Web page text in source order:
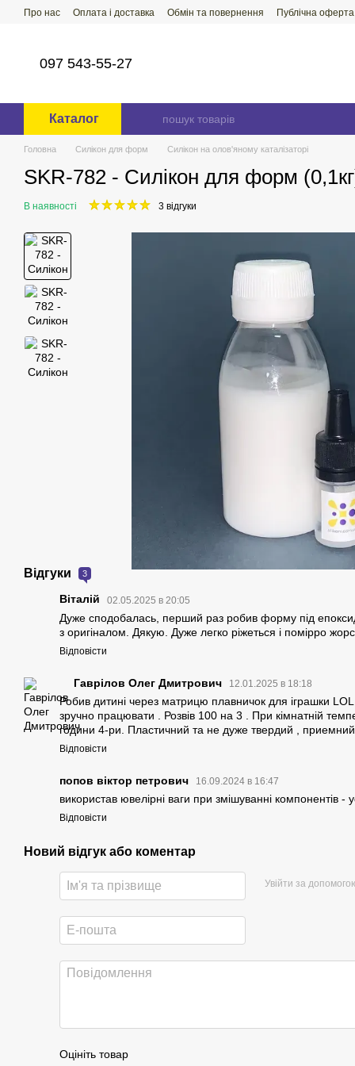
Перейти до основного контенту
Про нас Оплата і доставка Обмін та повернення Публічна оферта
097 543-55-27
Каталог
Головна Силікон для форм Силікон на олов'яному каталізаторі
SKR-782 - Силікон для форм
В наявності 3 відгуки
Відгуки 3
Віталій 02.05.2025 в 20:05
Дуже сподобалась, перший раз робив форму під
з оригіналом. Дякую. Дуже легко ріжеться і помірро
Відповісти
Гаврілов Олег Дмитрович 12.01.2025 в 18:18
Робив дитині через матрицю плавничок для іграшки
зручно працювати . Розвів 100 на 3 . При кімнатній
години 4-ри. Пластичний та не дуже твердий , приемний
Відповісти
попов віктор петрович 16.09.2024 в 16:47
використав ювелірні ваги при змішуванні компонентів -
Відповісти
Новий відгук або коментар
Увійти за
Оцініть товар